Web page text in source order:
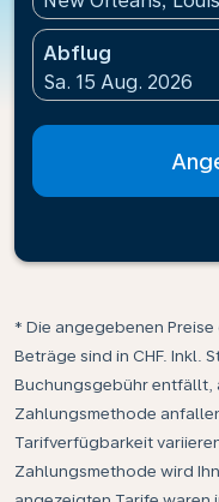
Abflug
fc-booking-
Sa. 15 Aug. 2026
* Die angegebenen
Beträge sind in CHF. Inkl.
Buchungsgebühr entfällt,
Zahlungsmethode
Tarifverfügbarkeit
Zahlungsmethode wird